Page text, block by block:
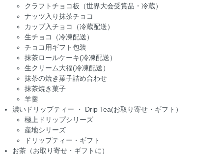
クラフトチョコ板（世界大会受賞品・冷蔵）
ナッツ入り抹茶チョコ
カップ入チョコ（冷蔵配送）
生チョコ（冷凍配送）
チョコ用ギフト包装
抹茶ロールケーキ(冷凍配送）
生クリーム大福(冷凍配送）
抹茶の焼き菓子詰め合わせ
抹茶焼き菓子
羊羹
濃いドリップティー ・ Drip Tea(お取り寄せ・ギフト）
極上ドリップシリーズ
産地シリーズ
ドリップティー・ギフト
お茶（お取り寄せ・ギフトに）